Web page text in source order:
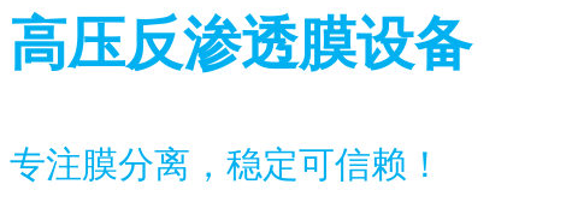
高压反渗透膜设备
专注膜分离，稳定可信赖！